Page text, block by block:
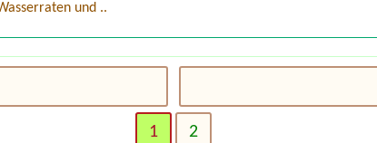
und ..
1 2